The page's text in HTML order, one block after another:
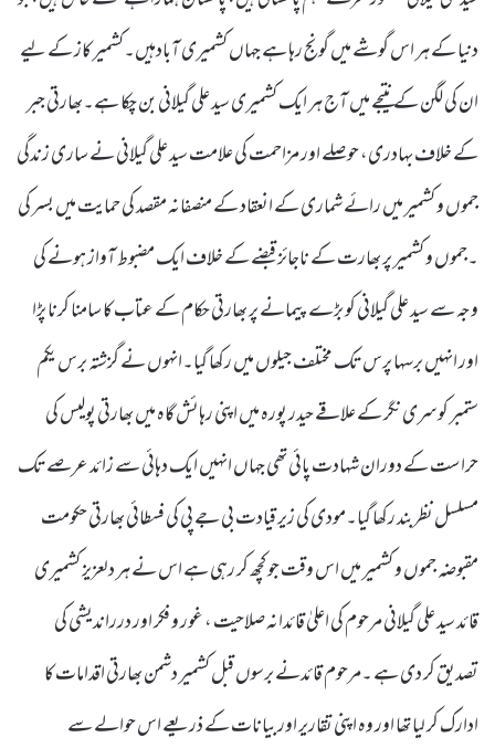
دنیا کے ہر اس گوشے میں گونج رہا ہے جہاں کشمیری آبادہیں۔کشمیر کاز کے لیے
ان کی لگن کے نتیجے میں آج ہر ایک کشمیری سید علی گیلانی بن چکا ہے۔بھارتی جبر
کے خلاف بہادری، حوصلے اور مزاحمت کی علامت سید علی گیلانی نے ساری زندگی
جموں و کشمیر میں رائے شماری کے انعقاد کے منصفانہ مقصد کی حمایت میں بسر کی
۔جموں و کشمیر پر بھارت کے ناجائز قبضے کے خلاف ایک مضبوط آواز ہونے کی
وجہ سے سید علی گیلانی کو بڑے پیمانے پر بھارتی حکام کے عتاب کا سامنا کرنا پڑا
اور انہیں برسہا پرس تک مختلف جیلوں میں رکھا گیا۔انہوں نے گزشتہ برس یکم
ستمبر کو سری نگر کے علاقے حیدر پورہ میں اپنی رہائش گاہ میں بھارتی پولیس کی
حراست کے دوران شہادت پائی تھی جہاں انہیں ایک دہائی سے زائد عرصے تک
مسلسل نظربند رکھا گیا۔مودی کی زیر قیادت بی جے پی کی فسطائی بھارتی حکومت
مقبوضہ جموں و کشمیر میں اس وقت جو کچھ کر رہی ہے اس نے ہر دلعزیز کشمیری
قائد سید علی گیلانی مرحوم کی اعلیٰ قائدانہ صلاحیت ، غور و فکر اور درراندیشی کی
تصدیق کر دی ہے ۔مرحوم قائدنے برسوں قبل کشمیر دشمن بھارتی اقدامات کا
ادارک کر لیا تھا اور وہ اپنی تقاریر اور بیانات کے ذریعے اس حوالے سے